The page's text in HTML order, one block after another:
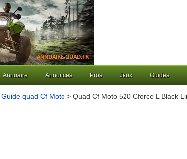
Annuaire Annonces Pros Jeux Guides
Guide quad Cf Moto > Quad Cf Moto 520 Cforce L Black